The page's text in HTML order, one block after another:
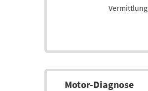
Vermittlung
Motor-Diag­nose